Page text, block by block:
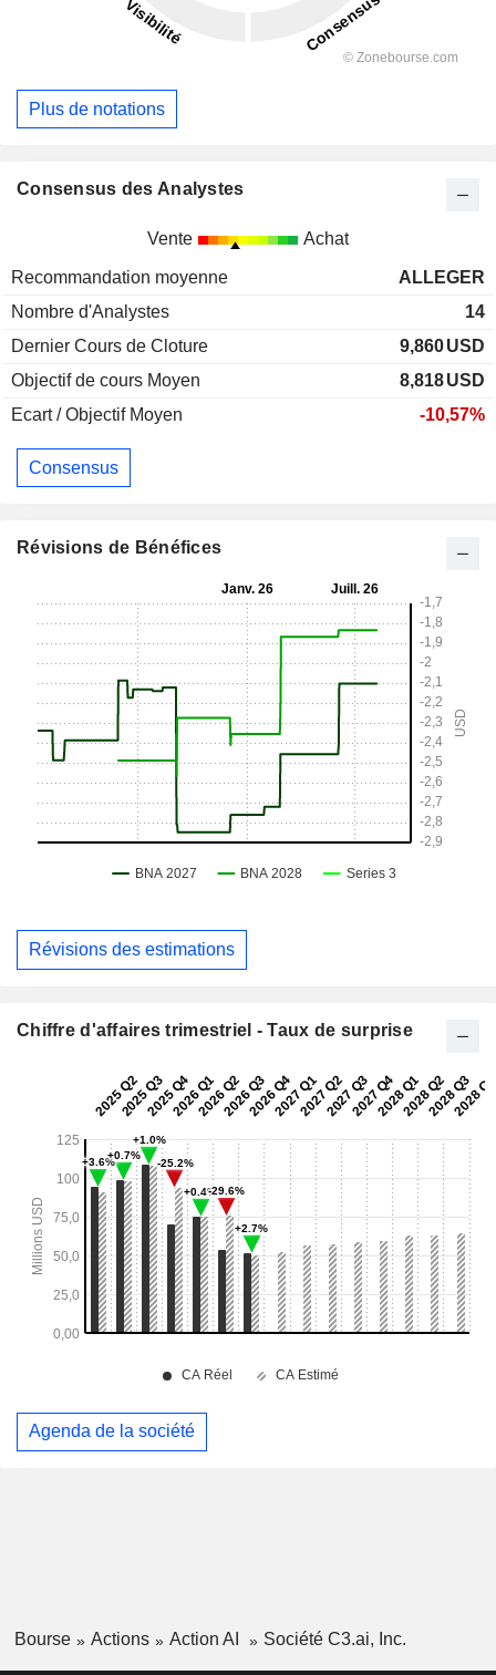
Plus de notations
Consensus des Analystes
Vente Achat
Recommandation moyenne
ALLEGER
Nombre d'Analystes
14
Dernier Cours de Cloture
9,860USD
Objectif de cours Moyen
8,818USD
Ecart / Objectif Moyen
-10,57%
Consensus
Révisions de Bénéfices
Révisions des estimations
Chiffre d'affaires trimestriel - Taux de surprise
Agenda de la société
Bourse Actions Action AI Société C3.ai, Inc.